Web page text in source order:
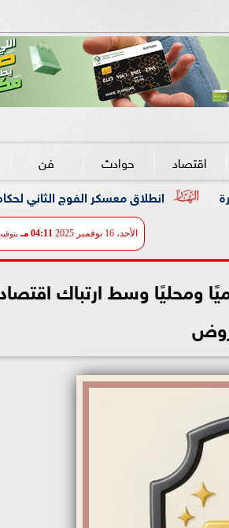
اقتصاد حوادث فن
الفوج الثاني لحكام النخبة استعدادًا
الأحد، 16 نوفمبر 2025 04:11 مـ
ومحليًا وسط ارتباك